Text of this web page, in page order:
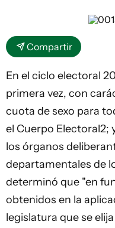
Compartir
En el ciclo electoral
primera vez, con
cuota de sexo para
el Cuerpo Electoral2;
los órganos
departamentales de
determinó que "en
obtenidos en la
legislatura que se